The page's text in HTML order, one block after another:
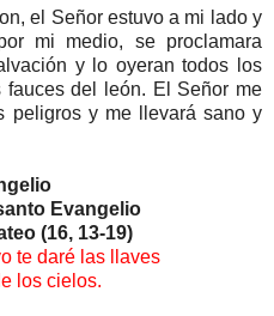
el Señor estuvo a mi lado y
mi medio, se proclamara
y lo oyeran todos los
del león. El Señor me
peligros y me llevará sano y
Evangelio
(16, 13-19)
te daré las llaves
los cielos.